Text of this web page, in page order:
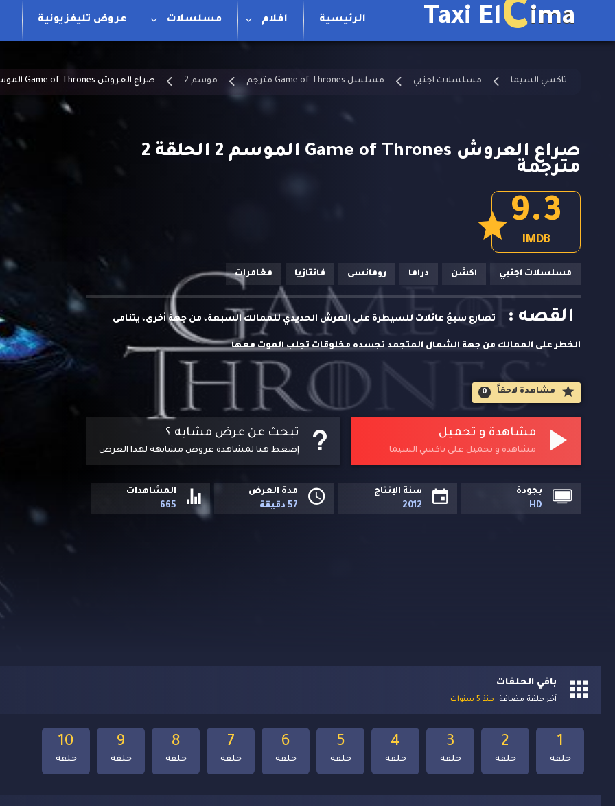
Taxi ElCima الرئيسية افلام مسلسلات عروض تليفزيونية
تاكسي السيما مسلسلات اجنبي مسلسل Game of Thrones مترجم موسم 2 صراع العروش Game of Thrones الموسم 2 الحلقة 2 مترجمة
صراع العروش Game of Thrones الموسم 2 الحلقة 2
مترجمة
IMDB
9.3
مسلسلات اجنبي اكشن دراما رومانسى فانتازيا مغامرات
القصه : تصارع سبعُ عائلات للسيطرة على العرش الحديدي للممالك السبعة، من جهة أخرى، يتنامى
الخطر على الممالك من جهة الشمال المتجمد تجسده مخلوقات تجلب الموت معها
مشاهدة لاحقاََ 0
تبحث عن عرض مشابه ؟
إضغط هنا لمشاهدة عروض مشابهة لهذا العرض
مشاهدة و تحميل
مشاهدة و تحميل على تاكسي السيما
بجودة
HD
سنة الإنتاج
2012
مدة العرض
57 دقيقة
المشاهدات
665
باقي الحلقات
آخر حلقة مضافة منذ 5 سنوات
10
حلقة
9
حلقة
8
حلقة
7
حلقة
6
حلقة
5
حلقة
4
حلقة
3
حلقة
2
حلقة
1
حلقة